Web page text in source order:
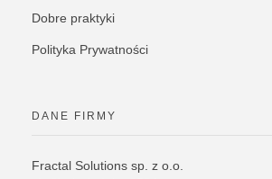
Dobre praktyki
Polityka Prywatności
DANE FIRMY
Fractal Solutions sp. z o.o.